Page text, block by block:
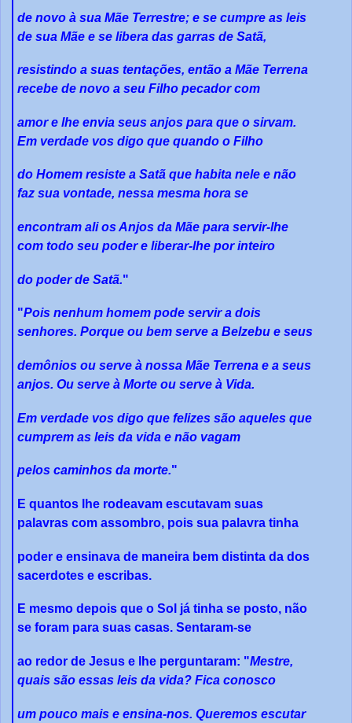
de novo à sua Mãe Terrestre; e se cumpre as leis
de sua Mãe e se libera das garras de Satã,
resistindo a suas tentações, então a Mãe Terrena
recebe de novo a seu Filho pecador com
amor e lhe envia seus anjos para que o sirvam.
Em verdade vos digo que quando o Filho
do Homem resiste a Satã que habita nele e não
faz sua vontade, nessa mesma hora se
encontram ali os Anjos da Mãe para servir-lhe
com todo seu poder e liberar-lhe por inteiro
do poder de Satã."
"Pois nenhum homem pode servir a dois
senhores. Porque ou bem serve a Belzebu e seus
demônios ou serve à nossa Mãe Terrena e a seus
anjos. Ou serve à Morte ou serve à Vida.
Em verdade vos digo que felizes são aqueles que
cumprem as leis da vida e não vagam
pelos caminhos da morte."
E quantos lhe rodeavam escutavam suas
palavras com assombro, pois sua palavra tinha
poder e ensinava de maneira bem distinta da dos
sacerdotes e escribas.
E mesmo depois que o Sol já tinha se posto, não
se foram para suas casas. Sentaram-se
ao redor de Jesus e lhe perguntaram: "Mestre,
quais são essas leis da vida? Fica conosco
um pouco mais e ensina-nos. Queremos escutar